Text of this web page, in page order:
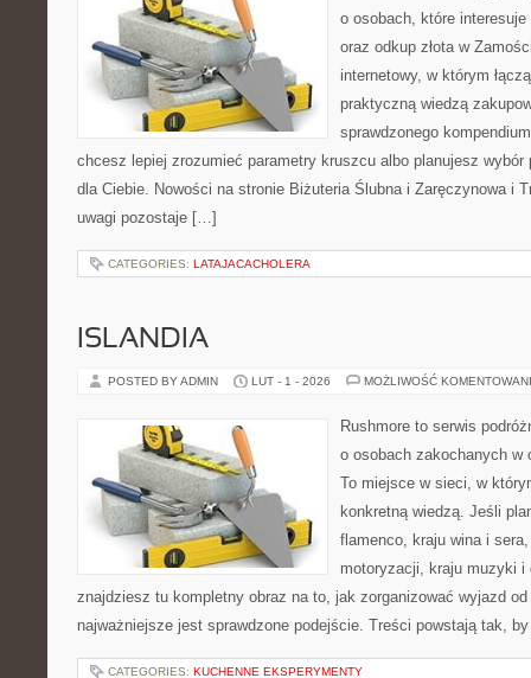
o osobach, które
oraz odkup złota w
internetowy, w którym
praktyczną wiedzą
sprawdzonego
chcesz lepiej zrozumieć parametry kruszcu albo planujesz
dla Ciebie. Nowości na stronie Biżuteria Ślubna i Zaręczynowa i
uwagi pozostaje […]
CATEGORIES: LATAJACACHOLERA
ISLANDIA
POSTED BY ADMIN LUT - 1 - 2026 MOŻLIWOŚĆ
Rushmore to serwis
o osobach zakochanych w
To miejsce w sieci, w
konkretną wiedzą. Jeśli
flamenco, kraju wina i
motoryzacji, kraju muzyki i
znajdziesz tu kompletny obraz na to, jak zorganizować wyjazd od
najważniejsze jest sprawdzone podejście. Treści powstają tak,
CATEGORIES: KUCHENNE EKSPERYMENTY